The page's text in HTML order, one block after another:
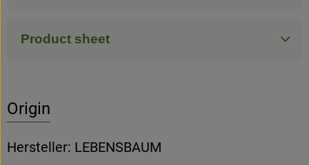
Product sheet
Origin
Hersteller: LEBENSBAUM